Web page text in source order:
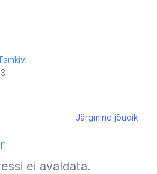
Järgmine jõudik
ei avaldata.